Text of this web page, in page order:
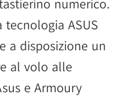
numerico.
ASUS
a disposizione un
al volo alle
e Armoury